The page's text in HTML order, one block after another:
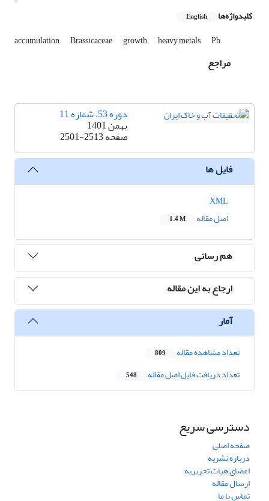
کلیدواژه‌ها English
accumulation Brassicaceae growth heavy metals Pb
مراجع
دوره 53، شماره 11
بهمن 1401
صفحه2501-2513
فایل ها
اصل مقاله
1.4 M
هم رسانی
ارجاع به این مقاله
آمار
تعداد مشاهده مقاله 809
تعداد دریافت فایل اصل مقاله 548
دسترسی سریع
صفحه اصلی
درباره نشریه
اعضای هیات تحریریه
ارسال مقاله
تماس با ما